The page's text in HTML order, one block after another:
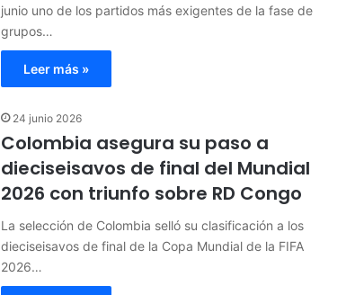
junio uno de los partidos más exigentes de la fase de
grupos…
Leer más »
24 junio 2026
Colombia asegura su paso a
dieciseisavos de final del Mundial
2026 con triunfo sobre RD Congo
La selección de Colombia selló su clasificación a los
dieciseisavos de final de la Copa Mundial de la FIFA
2026…